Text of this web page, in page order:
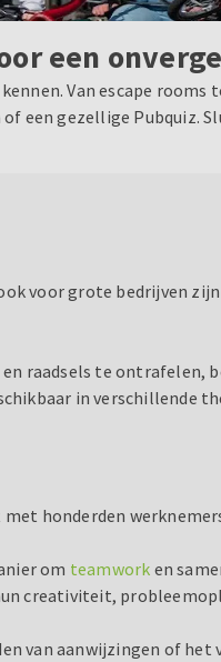
een
Van escape rooms
een gezellige
voor grote bedrijven
raadsels te
in verschillende
honderden
om teamwork en
creativiteit,
van aanwijzingen of